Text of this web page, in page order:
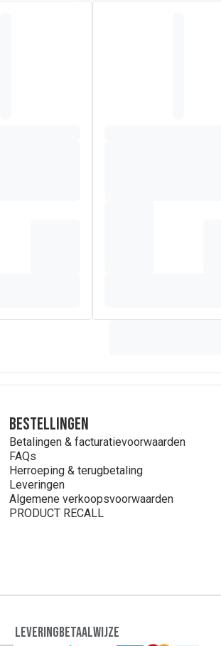
Bestellingen
Betalingen & facturatievoorwaarden
FAQs
Herroeping & terugbetaling
Leveringen
Algemene verkoopsvoorwaarden
PRODUCT RECALL
LeveringBetaalwijze